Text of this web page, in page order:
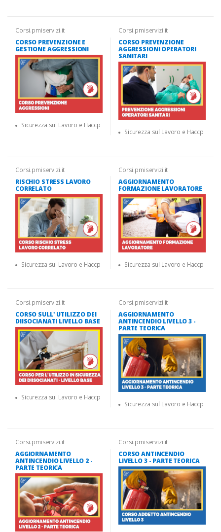
Corsi.pmiservizi.it
CORSO PREVENZIONE E
GESTIONE AGGRESSIONI
Sicurezza sul Lavoro e Haccp
Corsi.pmiservizi.it
CORSO PREVENZIONE
AGGRESSIONI OPERATORI
SANITARI
Sicurezza sul Lavoro e Haccp
Corsi.pmiservizi.it
RISCHIO STRESS LAVORO
CORRELATO
Sicurezza sul Lavoro e Haccp
Corsi.pmiservizi.it
AGGIORNAMENTO
FORMAZIONE LAVORATORE
Sicurezza sul Lavoro e Haccp
Corsi.pmiservizi.it
CORSO SULL' UTILIZZO DEI
DIISOCIANATI LIVELLO BASE
Sicurezza sul Lavoro e Haccp
Corsi.pmiservizi.it
AGGIORNAMENTO
ANTINCENDIO LIVELLO 3 -
PARTE TEORICA
Sicurezza sul Lavoro e Haccp
Corsi.pmiservizi.it
AGGIORNAMENTO
ANTINCENDIO LIVELLO 2 -
PARTE TEORICA
Corsi.pmiservizi.it
CORSO ANTINCENDIO
LIVELLO 3 - PARTE TEORICA